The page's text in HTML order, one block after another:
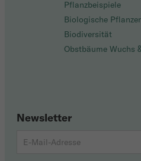
Pflanzbeispiele
Biologische
Biodiversität
Obstbäume Wuchs
Newsletter